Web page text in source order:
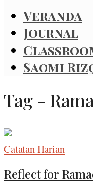
Veranda
Journal
Saomi
Tag -
Catatan Harian
Reflect for